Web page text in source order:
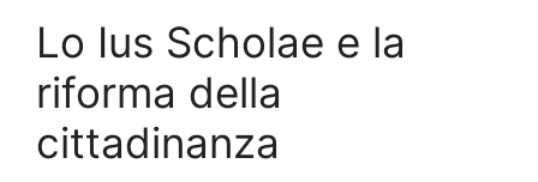
Lo Ius Scholae e la
riforma della
cittadinanza